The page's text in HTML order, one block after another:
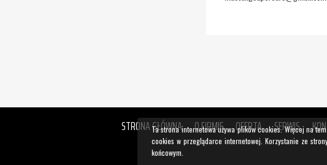
STRONA GŁÓWNA O FIRMIE OFERTA SERWIS
Ta strona internetowa używa plików cookies. Więcej na
cookies w przeglądarce internetowej. Korzystanie ze
końcowym.